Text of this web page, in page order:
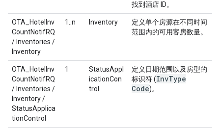
找到酒店 ID。
OTA_HotelInv
CountNotifRQ
/ Inventories /
Inventory
1..n Inventory
定义单个房源在不同时间
范围内的可用客房数量。
OTA_HotelInv
CountNotifRQ
/ Inventories /
Inventory /
StatusApplica
tionControl
1
StatusAppl
icationCon
trol
定义日期范围以及房型的
标识符 (InvType
Code)。